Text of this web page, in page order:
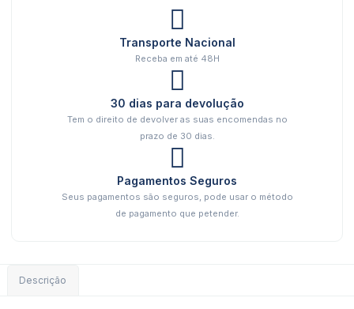
Transporte Nacional
Receba em até 48H
30 dias para devolução
Tem o direito de devolver as suas encomendas no
prazo de 30 dias.
Pagamentos Seguros
Seus pagamentos são seguros, pode usar o método
de pagamento que petender.
Descrição